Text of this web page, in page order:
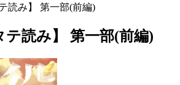
読み】 第一部(前編)
テ読み】 第一部(前編)